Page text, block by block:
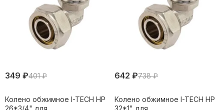
349 ₽401 ₽
Колено обжимное I-TECH НР
642 ₽738 ₽
Колено обжимное I-TECH НР